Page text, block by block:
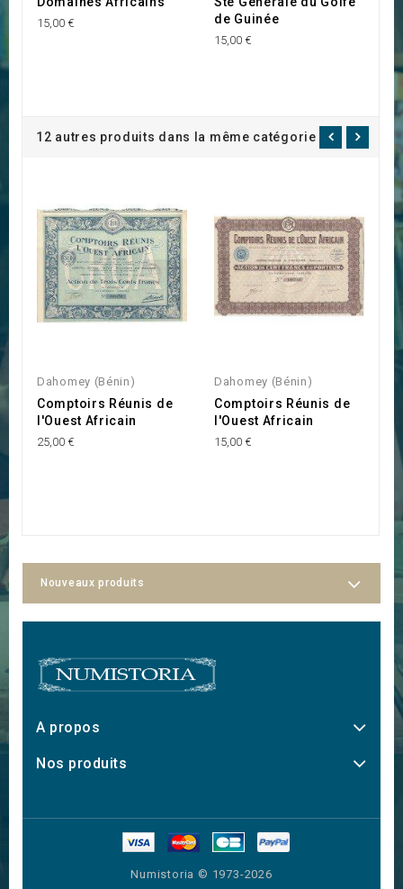
15,00 €
de Guinée
15,00 €
12 autres produits dans la même catégorie :
Dahomey (Bénin)
Comptoirs Réunis de
l'Ouest Africain
25,00 €
Dahomey (Bénin)
Comptoirs Réunis de
l'Ouest Africain
15,00 €
Nouveaux produits
A propos
Nos produits
Numistoria © 1973-2026